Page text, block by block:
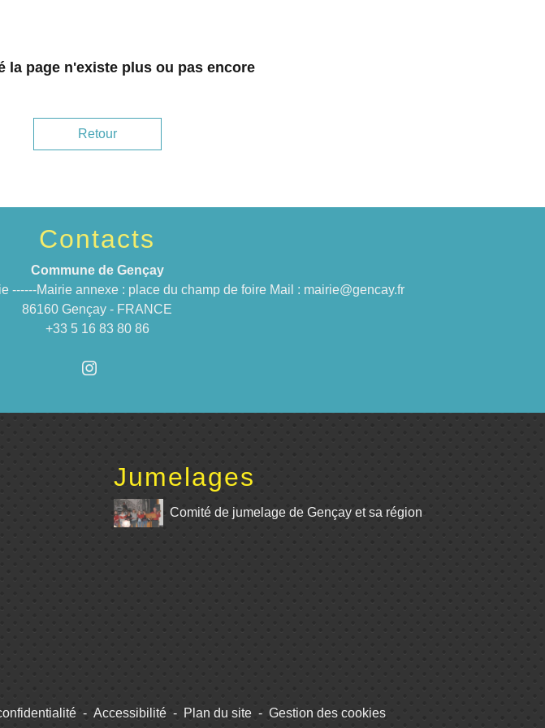
la page n'existe plus ou pas encore
Retour
Contacts
Commune de Gençay
------Mairie annexe : place du champ de foire Mail : mairie@gencay.fr
86160 Gençay - FRANCE
+33 5 16 83 80 86
Jumelages
Comité de jumelage de Gençay et sa région
- Accessibilité - Plan du site - Gestion des cookies